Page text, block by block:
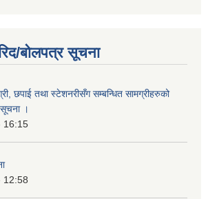
बोलपत्र सूचना
छपाई तथा स्टेशनरीसँग सम्बन्धित सामग्रीहरुको
सूचना ।
16:15
12:58